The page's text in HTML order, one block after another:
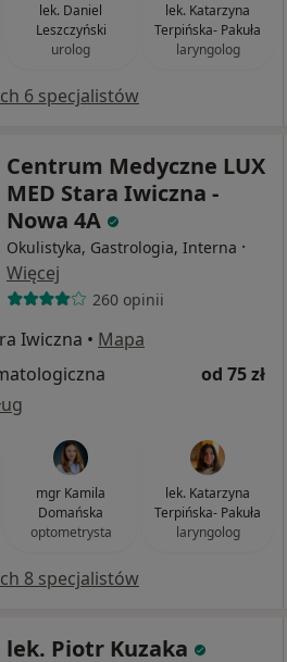
lek. Daniel
Leszczyński
urolog
lek. Katarzyna
Terpińska- Pakuła
laryngolog
6 specjalistów
Centrum Medyczne LUX
MED Stara Iwiczna -
Nowa 4A
Okulistyka, Gastrologia, Interna ·
Więcej
260 opinii
Iwiczna • Mapa
od 75 zł
mgr Kamila
Domańska
optometrysta
lek. Katarzyna
Terpińska- Pakuła
laryngolog
8 specjalistów
lek. Piotr Kuzaka